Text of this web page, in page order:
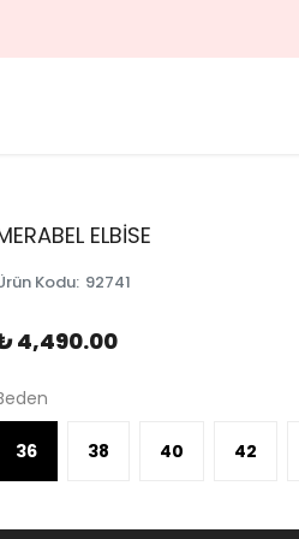
ELBİSE
Kodu: 92741
4,490.00
36 38 40 42